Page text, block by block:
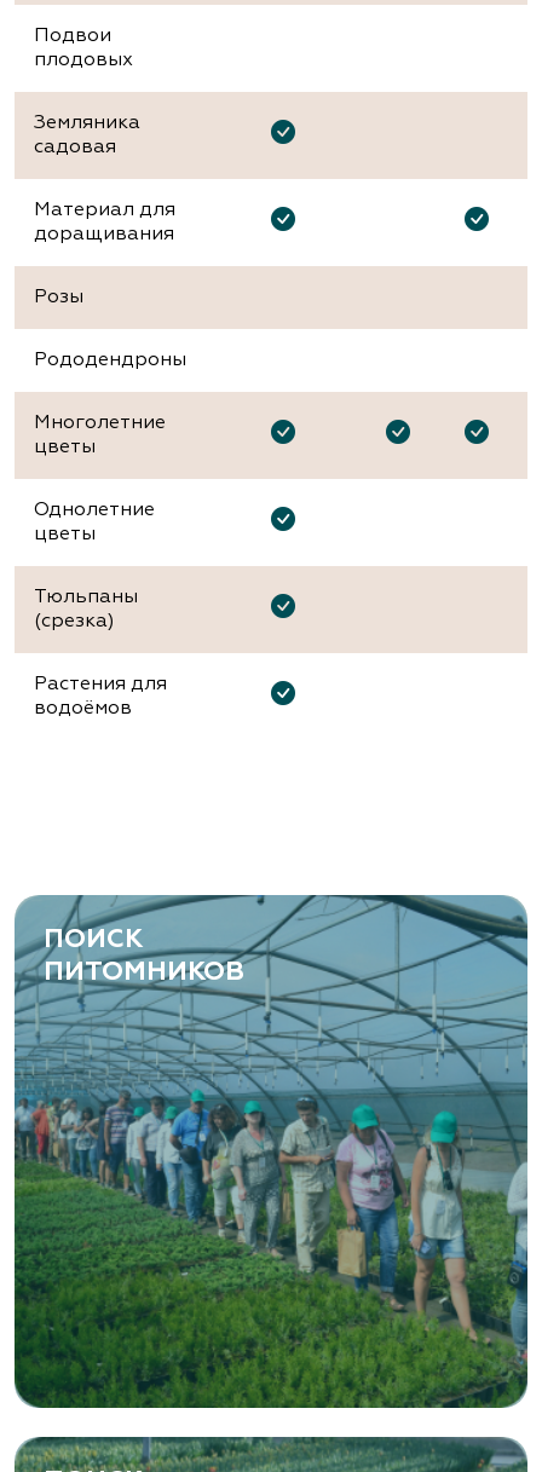
Подвои
плодовых
Земляника
садовая
Материал для
доращивания
Розы
Рододендроны
Многолетние
цветы
Однолетние
цветы
Тюльпаны
(срезка)
Растения для
водоёмов
ПОИСК
ПИТОМНИКОВ